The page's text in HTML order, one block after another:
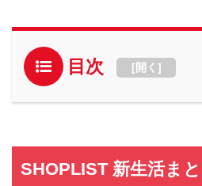
目次 [開く ]
SHOPLIST 新生活ま